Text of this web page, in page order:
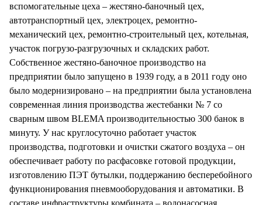
вспомогательные цеха – жестяно-баночный цех,
автотранспортный цех, электроцех, ремонтно-
механический цех, ремонтно-строительный цех, котельная,
участок погрузо-разгрузочных и складских работ.
Собственное жестяно-баночное производство на
предприятии было запущено в 1939 году, а в 2011 году оно
было модернизировано – на предприятии была установлена
современная линия производства жестебанки № 7 со
сварным швом BLEMA производительностью 300 банок в
минуту. У нас круглосуточно работает участок
производства, подготовки и очистки сжатого воздуха – он
обеспечивает работу по расфасовке готовой продукции,
изготовлению ПЭТ бутылки, поддержанию бесперебойного
функционирования пневмооборудования и автоматики. В
составе инфраструктуры комбината – водонасосная